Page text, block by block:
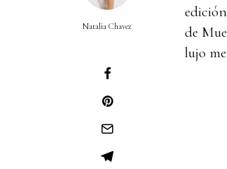
Natalia Chavez
de
lujo